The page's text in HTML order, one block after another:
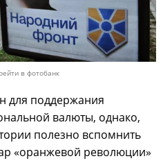
в фотобанк
для поддержания
валюты, однако,
полезно вспомнить
«оранжевой революции»